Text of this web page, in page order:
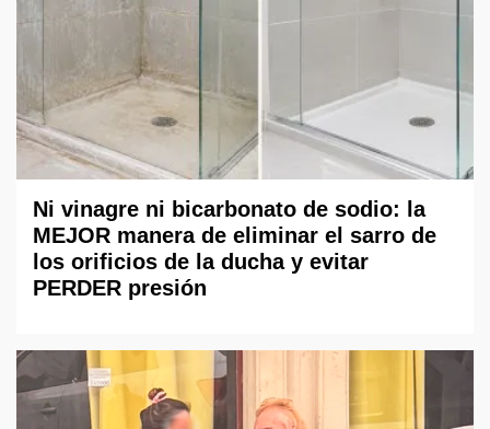
Ni vinagre ni bicarbonato de sodio: la
MEJOR manera de eliminar el sarro de
los orificios de la ducha y evitar
PERDER presión